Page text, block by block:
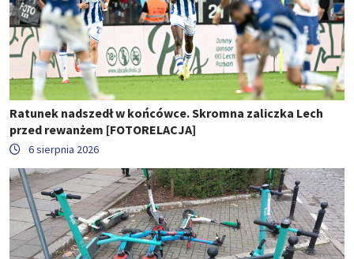
Ratunek nadszedł w końcówce. Skromna zaliczka Lech
przed rewanżem [FOTORELACJA]
6 sierpnia 2026